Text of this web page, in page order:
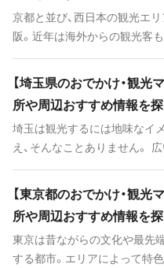
り、それぞれ個性的な魅力に溢
出発する韓国ツアーもそんな
るものが数多く設定されてい
イントやコツ、見どころや観光
ご紹介します。
京都と並び、西日本の観光エ
阪。近年は海外からの観光客
ルメとアミューズメント。そ
きやお好み焼きなどの「粉もの
看板。また、進化を続ける大人
タジオ・ジャパンや世界最大級
困ることはありません。 また
めとして大型の複合施設が多
も選択肢が豊富です。 各エリ
トやお得な公共交通機関の情報
てをご紹介します！
【埼玉県のおでかけ・観光
所や周辺おすすめ情報を探
埼玉は観光するには地味なイ
え、そんなことありません。
自然が豊かで、桜や紅葉など
る景色を楽しむことだってで
公共交通機関で80分〜90分ほ
いので週末のお出かけやふら
いスポットがたくさんありま
【東京都のおでかけ・観光
所や周辺おすすめ情報を探
東京は昔ながらの文化や最先
する都市。エリアによって特